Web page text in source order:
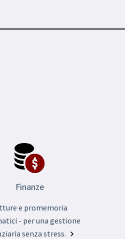
Finanze
e promemoria
- per una gestione
senza stress.